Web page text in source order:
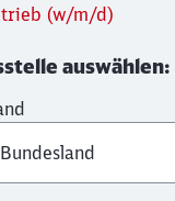
(w/m/d)
auswählen: